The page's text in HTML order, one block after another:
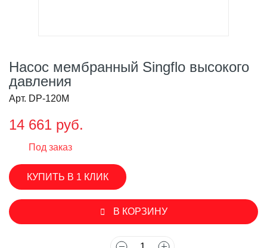
Насос мембранный Singflo высокого
давления
Арт. DP-120M
14 661 руб.
Под заказ
КУПИТЬ В 1 КЛИК
В КОРЗИНУ